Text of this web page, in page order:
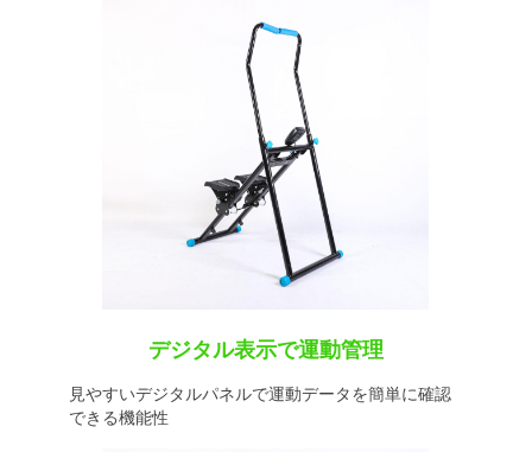
デジタル表示で運動管理
見やすいデジタルパネルで運動データを簡単に確認
できる機能性